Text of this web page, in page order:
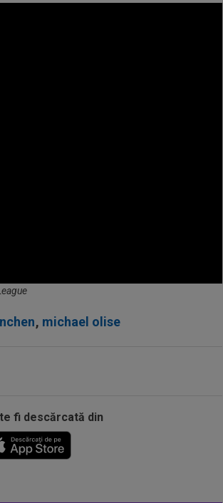
, michael olise
fi descărcată din